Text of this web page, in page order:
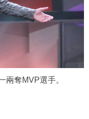
兩奪MVP選手。